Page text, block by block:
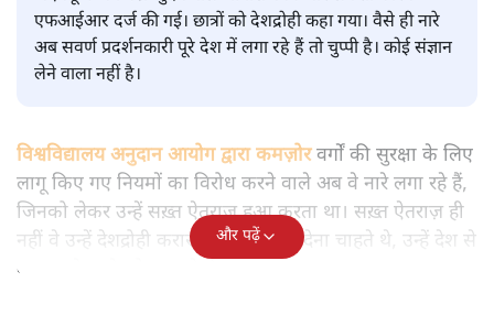
विश्लेषण| मुकेश कुमार | 29 JAN, 2026